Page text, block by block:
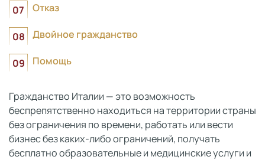
Отказ
Двойное гражданство
Помощь
Гражданство Италии — это возможность
беспрепятственно находиться на территории страны
без ограничения по времени, работать или вести
бизнес без каких-либо ограничений, получать
бесплатно образовательные и медицинские услуги и